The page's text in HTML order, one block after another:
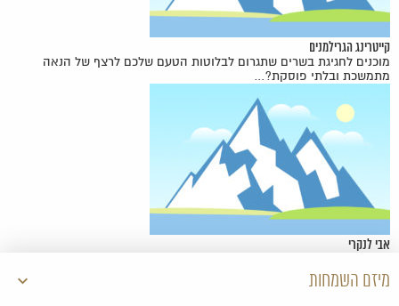
קייטרינג הגרילמנים
מוכנים לחגיגת בשרים שתגרום לבלוטות הטעם שלכם לרצף של הנאה
מתמשכת ובלתי פוסקת?…
אבי לנקרי
מיזם השמחות